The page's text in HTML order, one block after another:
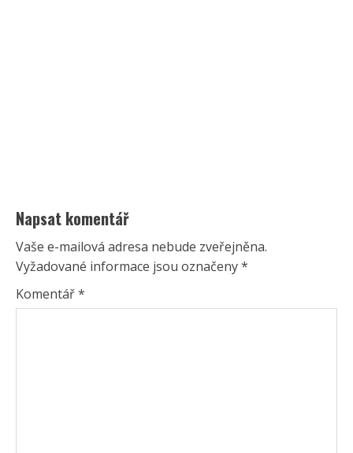
Napsat komentář
Vaše e-mailová adresa nebude zveřejněna.
Vyžadované informace jsou označeny*
Komentář*